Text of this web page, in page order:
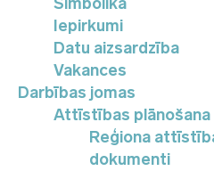
Iepirkumi
Datu aizsardzība
Vakances
Darbības jomas
Attīstības plānošana
Reģiona
dokumenti